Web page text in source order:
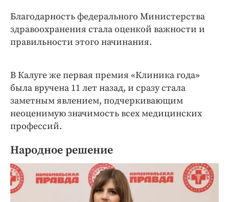
Благодарность федерального Министерства
здравоохранения стала оценкой важности и
правильности этого начинания.
В Калуге же первая премия «Клиника года»
была вручена 11 лет назад, и сразу стала
заметным явлением, подчеркивающим
неоценимую значимость всех медицинских
профессий.
Народное решение